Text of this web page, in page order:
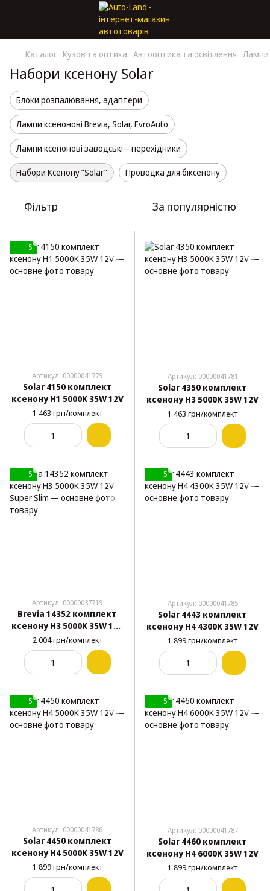
Каталог Кузов та оптика Автооптика та освітлення Лампи
Набори ксенону Solar
Блоки розпалювання, адаптери
Лампи ксенонові Brevia, Solar, EvroAuto
Лампи ксенонові заводські – перехідники
Набори Ксенону "Solar" Проводка для біксенону
Фільтр За популярністю
5
Артикул: 00000041779
Solar 4150 комплект
ксенону H1 5000K 35W 12V
1 463 грн/комплект
Артикул: 00000041781
Solar 4350 комплект
ксенону H3 5000K 35W 12V
1 463 грн/комплект
5
Артикул: 00000037719
Brevia 14352 комплект
ксенону H3 5000K 35W 12V
Super Slim
2 004 грн/комплект
5
Артикул: 00000041785
Solar 4443 комплект
ксенону H4 4300K 35W 12V
1 899 грн/комплект
5
Артикул: 00000041786
Solar 4450 комплект
ксенону H4 5000K 35W 12V
1 899 грн/комплект
5
Артикул: 00000041787
Solar 4460 комплект
ксенону H4 6000K 35W 12V
1 899 грн/комплект